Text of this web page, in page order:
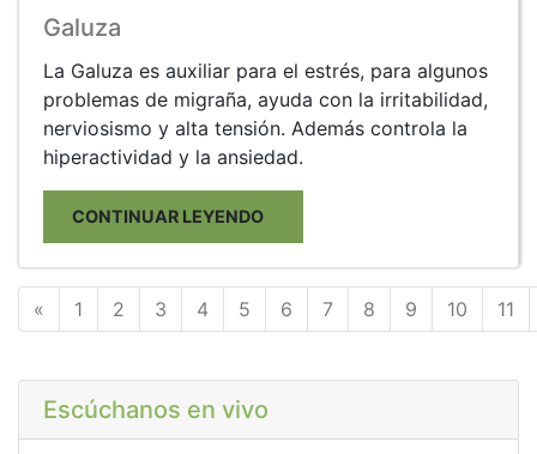
Galuza
La Galuza es auxiliar para el estrés, para algunos
problemas de migraña, ayuda con la irritabilidad,
nerviosismo y alta tensión. Además controla la
hiperactividad y la ansiedad.
CONTINUAR LEYENDO
« Anterior
1 2 3 4 5 6 7 8 9 10 11
Escúchanos en vivo